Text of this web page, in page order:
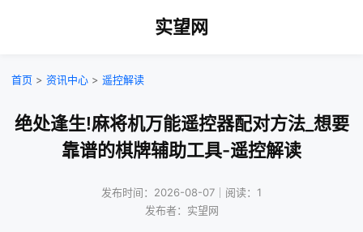
实望网
首页 > 资讯中心 > 遥控解读
绝处逢生!麻将机万能遥控器配对方法_想要
靠谱的棋牌辅助工具-遥控解读
发布时间：2026-08-07｜阅读：1
发布者：实望网